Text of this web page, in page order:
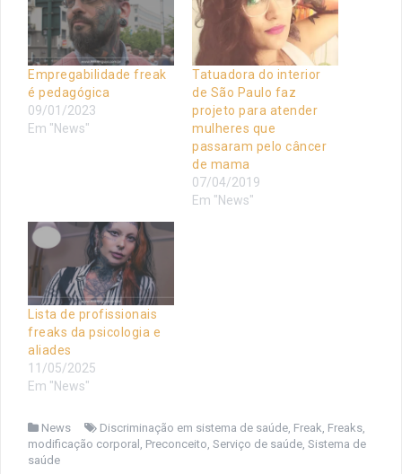
Empregabilidade freak
é pedagógica
09/01/2023
Em "News"
Tatuadora do interior
de São Paulo faz
projeto para atender
mulheres que
passaram pelo câncer
de mama
07/04/2019
Em "News"
Lista de profissionais
freaks da psicologia e
aliades
11/05/2025
Em "News"
News Discriminação em sistema de saúde, Freak, Freaks,
modificação corporal , Preconceito, Serviço de saúde, Sistema de
saúde